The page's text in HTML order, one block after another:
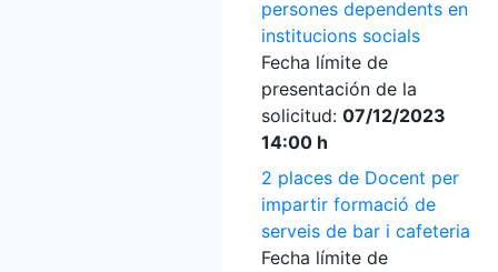
persones dependents en
institucions socials
Fecha límite de
presentación de la
solicitud: 07/12/2023
14:00 h
2 places de Docent per
impartir formació de
serveis de bar i cafeteria
Fecha límite de